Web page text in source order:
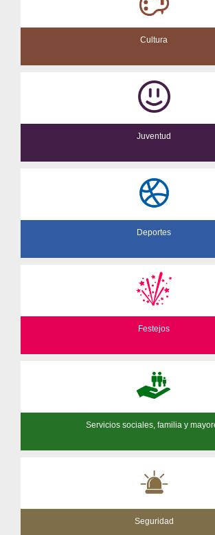
Cultura
Juventud
Deportes
Festejos
Servicios sociales, familia y
Seguridad